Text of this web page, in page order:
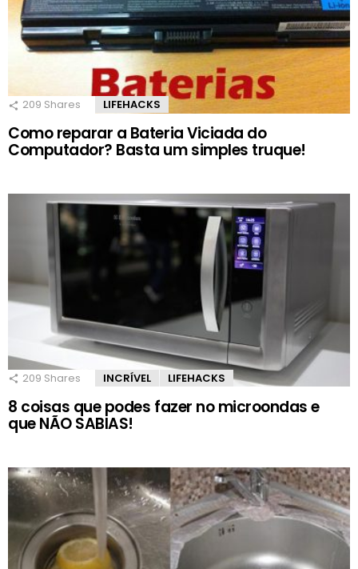
209 Shares LIFEHACKS
Como reparar a Bateria Viciada do
Computador? Basta um simples truque!
209 Shares INCRÍVEL LIFEHACKS
8 coisas que podes fazer no microondas e
que NÃO SABIAS!